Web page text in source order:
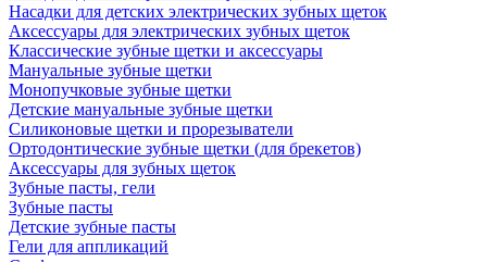
Насадки для детских электрических зубных щеток
Аксессуары для электрических зубных щеток
Классические зубные щетки и аксессуары
Мануальные зубные щетки
Монопучковые зубные щетки
Детские мануальные зубные щетки
Силиконовые щетки и прорезыватели
Ортодонтические зубные щетки (для брекетов)
Аксессуары для зубных щеток
Зубные пасты, гели
Зубные пасты
Детские зубные пасты
Гели для аппликаций